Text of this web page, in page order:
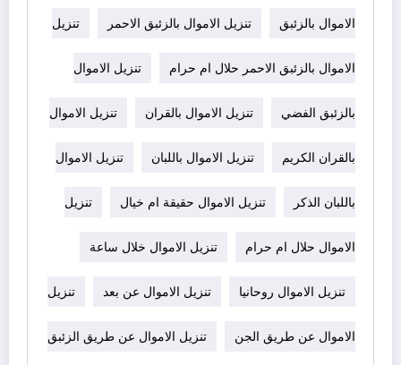
الاموال بالزئبق تنزيل الاموال بالزئبق الاحمر تنزيل
الاموال بالزئبق الاحمر حلال ام حرام تنزيل الاموال
بالزئبق الفضي تنزيل الاموال بالقران تنزيل الاموال
بالقران الكريم تنزيل الاموال باللبان تنزيل الاموال
باللبان الذكر تنزيل الاموال حقيقة ام خيال تنزيل
الاموال حلال ام حرام تنزيل الاموال خلال ساعة
تنزيل الاموال روحانيا تنزيل الاموال عن بعد تنزيل
الاموال عن طريق الجن تنزيل الاموال عن طريق الزئبق